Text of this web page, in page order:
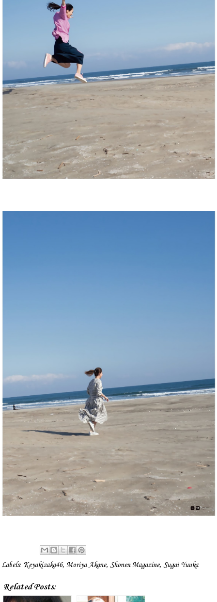
Labels: Keyakizaka46, Moriya Akane, Shonen Magazine, Sugai Yuuka
Related Posts: